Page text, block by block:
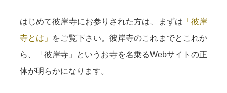
はじめて彼岸寺にお参りされた方は、まずは 「彼岸
寺とは」 をご覧下さい。彼岸寺のこれまでとこれか
ら、「彼岸寺」というお寺を名乗るWebサイトの正
体が明らかになります。